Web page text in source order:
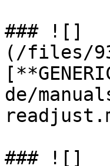
### ![]
(/files/
de/
### ![]